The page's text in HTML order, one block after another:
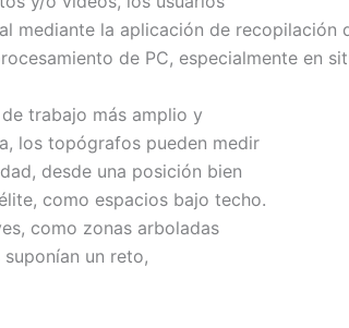
mediante la aplicación de
de PC, especialmente en
trabajo más amplio y
los topógrafos pueden medir
desde una posición bien
como espacios bajo techo.
como zonas arboladas
un reto,